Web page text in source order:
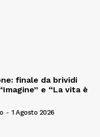
finale da brividi
e “La vita è
- 1 Agosto 2026